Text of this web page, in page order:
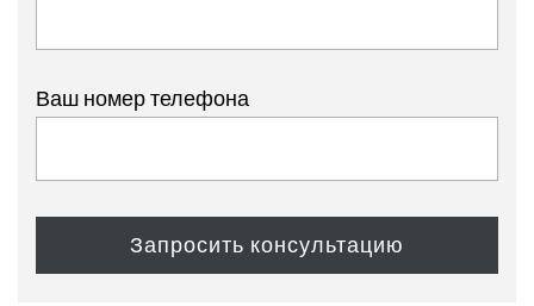
Ваш номер телефона